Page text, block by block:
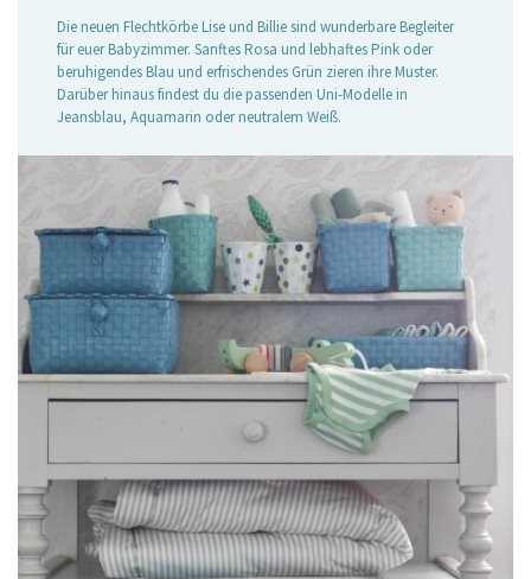
Die neuen Flechtkörbe Lise und Billie sind wunderbare Begleiter
für euer Babyzimmer. Sanftes Rosa und lebhaftes Pink oder
beruhigendes Blau und erfrischendes Grün zieren ihre Muster.
Darüber hinaus findest du die passenden Uni-Modelle in
Jeansblau, Aquamarin oder neutralem Weiß.